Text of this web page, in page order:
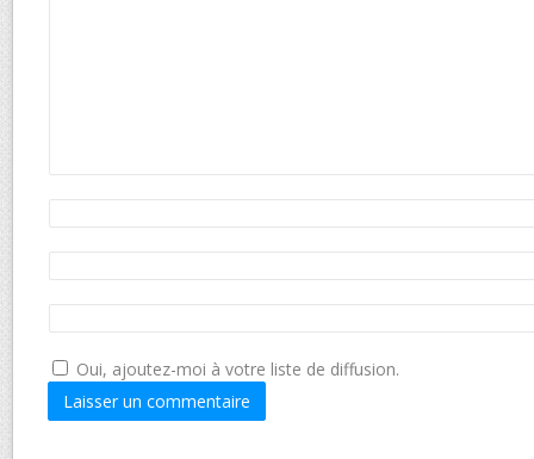
Oui, ajoutez-moi à votre liste de diffusion.